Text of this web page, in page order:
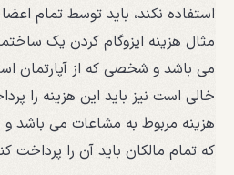
استفاده نکند، باید توسط تمام اعضا
مثال هزینه ایزوگام کردن یک ساختمان
می باشد و شخصی که از آپارتمان
خالی است نیز باید این هزینه را
هزینه مربوط به مشاعات می باشد و
که تمام مالکان باید آن را پرداخت کنند.